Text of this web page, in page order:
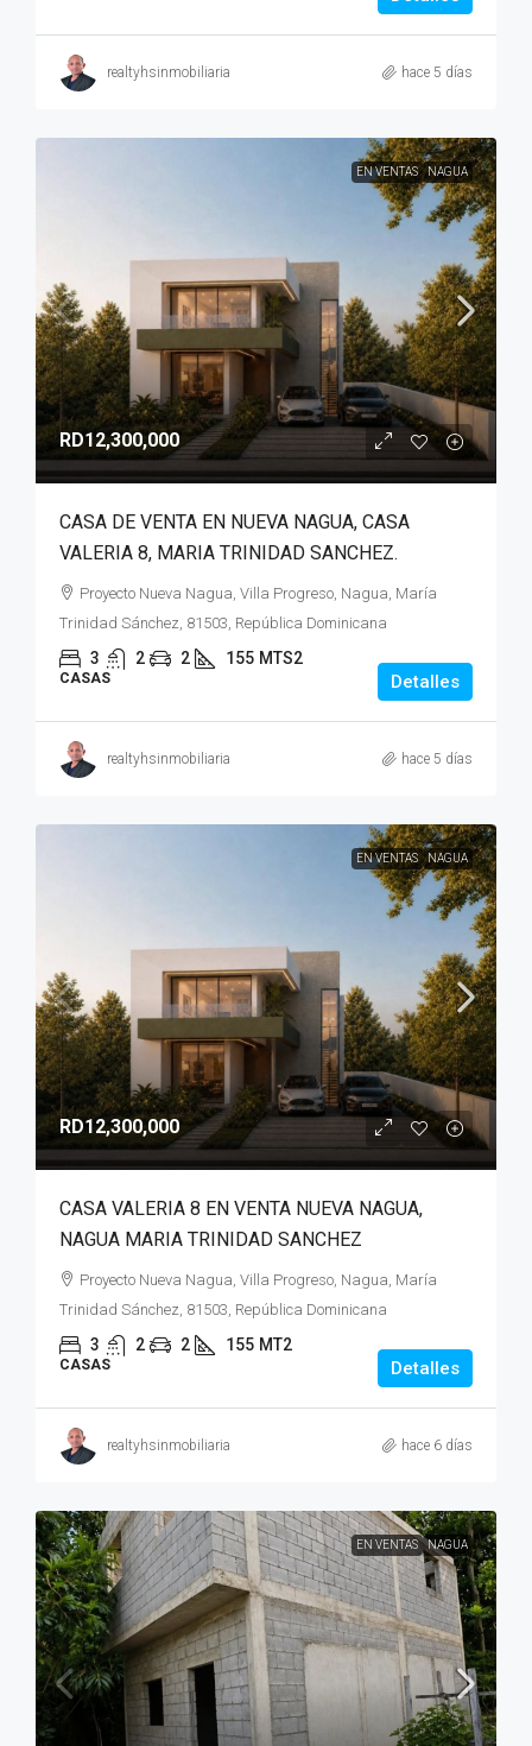
realtyhsinmobiliaria hace 5 días
EN VENTAS NAGUA
RD12,300,000
CASA DE VENTA EN NUEVA NAGUA, CASA
VALERIA 8, MARIA TRINIDAD SANCHEZ.
Proyecto Nueva Nagua, Villa Progreso, Nagua, María
Trinidad Sánchez, 81503, República Dominicana
3 2 2 155 MTS2
CASAS Detalles
realtyhsinmobiliaria hace 5 días
EN VENTAS NAGUA
RD12,300,000
CASA VALERIA 8 EN VENTA NUEVA NAGUA,
NAGUA MARIA TRINIDAD SANCHEZ
Proyecto Nueva Nagua, Villa Progreso, Nagua, María
Trinidad Sánchez, 81503, República Dominicana
3 2 2 155 MT2
CASAS Detalles
realtyhsinmobiliaria hace 6 días
EN VENTAS NAGUA